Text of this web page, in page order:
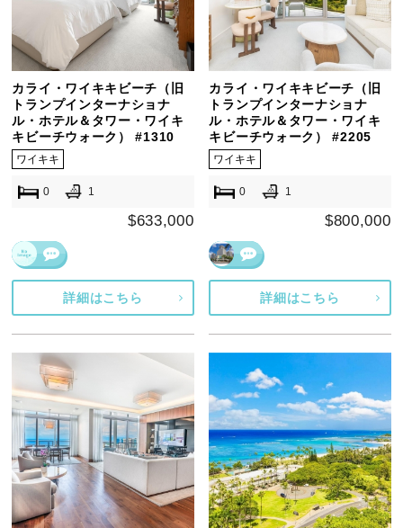
カライ・ワイキキビーチ（旧
トランプインターナショナ
ル・ホテル＆タワー・ワイキ
キビーチウォーク） #1310
ワイキキ
0 1
$633,000
詳細はこちら
カライ・ワイキキビーチ（旧
トランプインターナショナ
ル・ホテル＆タワー・ワイキ
キビーチウォーク） #2205
ワイキキ
0 1
$800,000
詳細はこちら